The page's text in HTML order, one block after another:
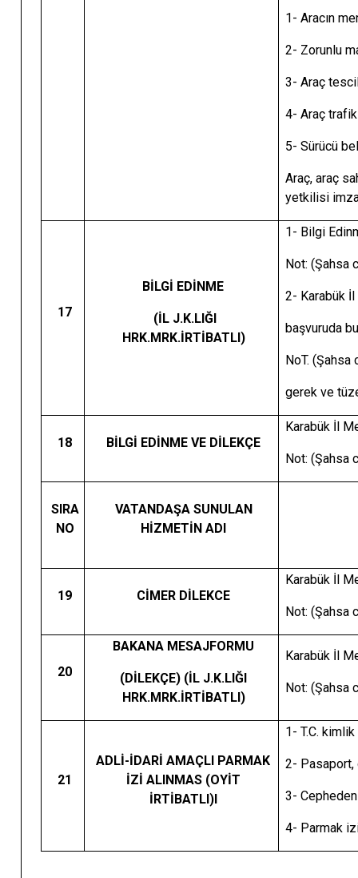
1- Aracın
2- Zorunlu
3- Araç
4- Araç
5- Sürücü
Araç, araç
yetkilisi
17
BİLGİ EDİNME
(İL J.K.LIĞI
HRK.MRK.İRTİBATLI)
1- Bilgi
Not: (Şahsa
2- Karabük
başvuruda
NoT.
gerek ve
18 BİLGİ EDİNME VE DİLEKÇE
Karabük İl
Not: (Şahsa
SIRA
NO
VATANDAŞA SUNULAN
HİZMETİN ADI
19 CİMER DİLEKCE
Karabük İl
Not: (Şahsa
20
BAKANA MESAJFORMU
(DİLEKÇE) (İL J.K.LIĞI
HRK.MRK.İRTİBATLI)
Karabük İl
Not: (Şahsa
21
ADLİ-İDARİ AMAÇLI PARMAK
İZİ ALINMAS (OYİT
İRTİBATLI)I
1- T.C.
2- Pasaport,
3-
4- Parmak